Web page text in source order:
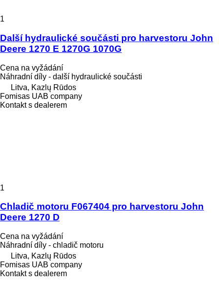
1
Další hydraulické součásti pro harvestoru John
Deere 1270 E 1270G 1070G
Cena na vyžádání
Náhradní díly - další hydraulické součásti
Litva, Kazlų Rūdos
Fomisas UAB company
Kontakt s dealerem
1
Chladič motoru F067404 pro harvestoru John
Deere 1270 D
Cena na vyžádání
Náhradní díly - chladič motoru
Litva, Kazlų Rūdos
Fomisas UAB company
Kontakt s dealerem